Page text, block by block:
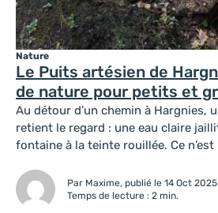
Le Puits artésien de
de nature pour petits et
Nature
Au détour d’un chemin à Hargnies,
retient le regard : une eau claire
fontaine à la teinte rouillée. Ce
terre semble respirer, offrant aux
véritable leçon de nature en...
Par Maxime, publié le 14 Oct 2025
Temps de lecture : 2 min.